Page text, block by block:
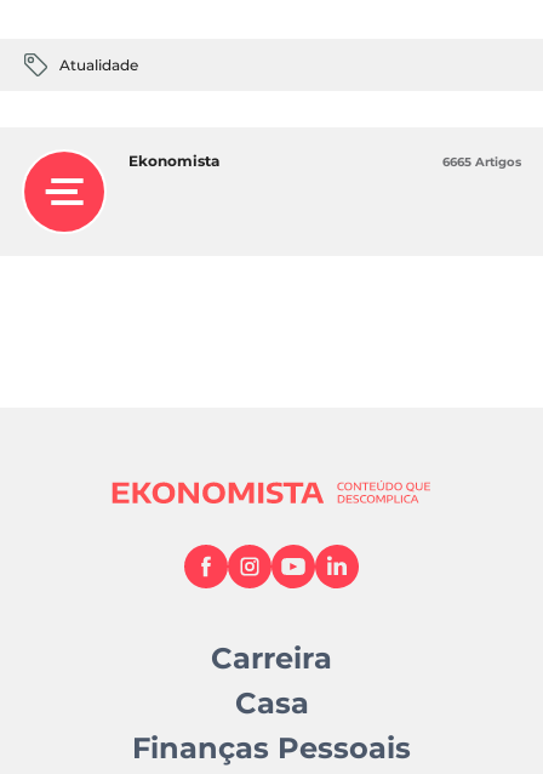
Atualidade
Ekonomista 6665 Artigos
Carreira
Casa
Finanças Pessoais